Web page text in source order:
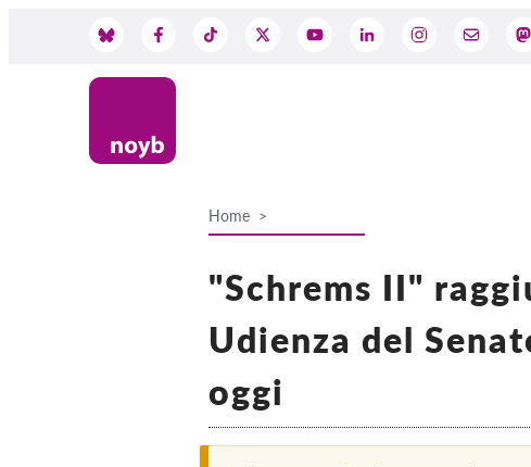
Home
"Schrems II"
Udienza del
oggi